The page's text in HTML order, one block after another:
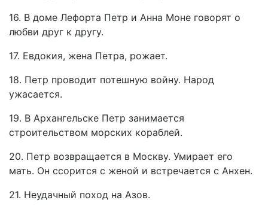
16. В доме Лефорта Петр и Анна Моне говорят о
любви друг к другу.
17. Евдокия, жена Петра, рожает.
18. Петр проводит потешную войну. Народ
ужасается.
19. В Архангельске Петр занимается
строительством морских кораблей.
20. Петр возвращается в Москву. Умирает его
мать. Он ссорится с женой и встречается с Анхен.
21. Неудачный поход на Азов.